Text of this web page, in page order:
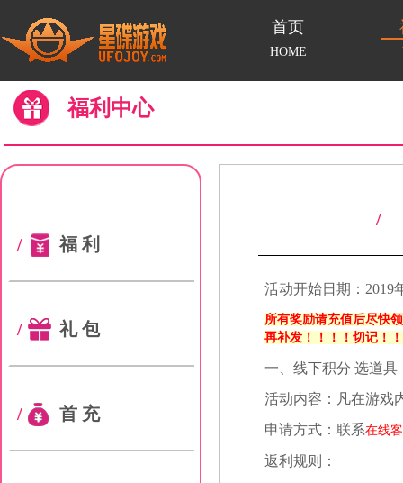
首页
HOME
福利中心
福利
/
礼包
/
首充
/
/
活动开始日期：2019
所有奖励请充值后尽快
再补发！！！！切记！
一、线下积分 选道具
活动内容：凡在游戏
申请方式：联系在线
返利规则：